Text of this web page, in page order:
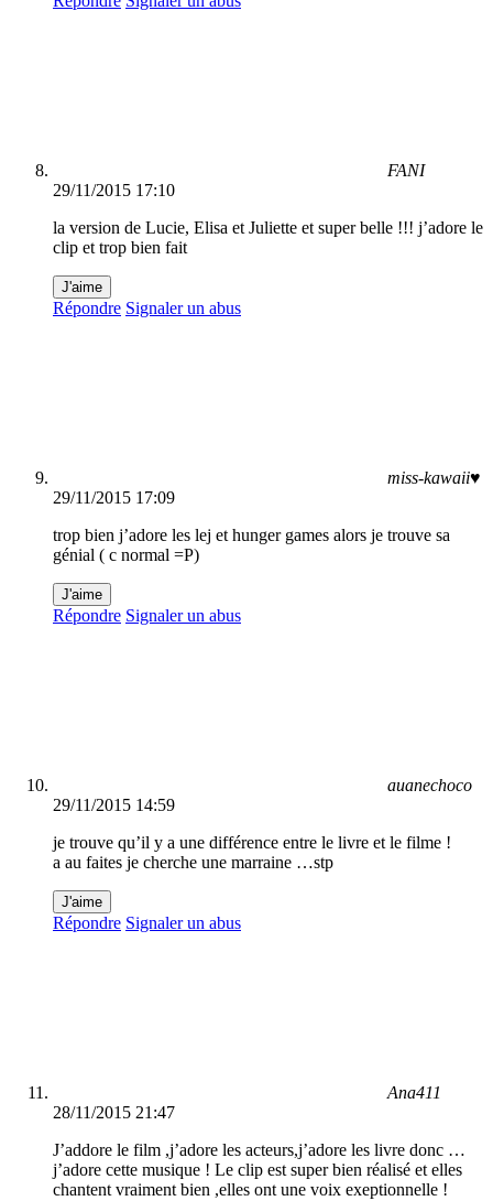
FANI
29/11/2015 17:10
la version de Lucie, Elisa et Juliette et super belle !!! j’adore le
clip et trop bien fait
J'aime
Répondre Signaler un abus
miss-kawaii♥
29/11/2015 17:09
trop bien j’adore les lej et hunger games alors je trouve sa
génial ( c normal =P)
J'aime
Répondre Signaler un abus
auanechoco
29/11/2015 14:59
je trouve qu’il y a une différence entre le livre et le filme !
a au faites je cherche une marraine …stp
J'aime
Répondre Signaler un abus
Ana411
28/11/2015 21:47
J’addore le film ,j’adore les acteurs,j’adore les livre donc …
j’adore cette musique ! Le clip est super bien réalisé et elles
chantent vraiment bien ,elles ont une voix exeptionnelle !